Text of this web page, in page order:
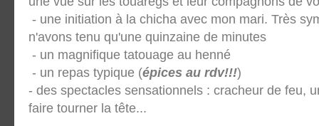
- une initiation à la chicha avec mon mari. Très
n'avons tenu qu'une quinzaine de minutes
- un magnifique tatouage au henné
- un repas typique (épices au rdv!!!)
- des spectacles sensationnels : cracheur de feu,
faire tourner la tête...